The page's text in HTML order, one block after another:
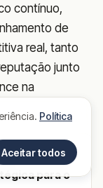
contínuo,
de
real, tanto
junto
na
para o
Política
Aceitar todos